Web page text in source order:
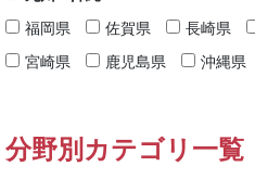
福岡県
佐賀県 長崎県
宮崎県
鹿児島県 沖縄県
分野別カテゴリ一覧